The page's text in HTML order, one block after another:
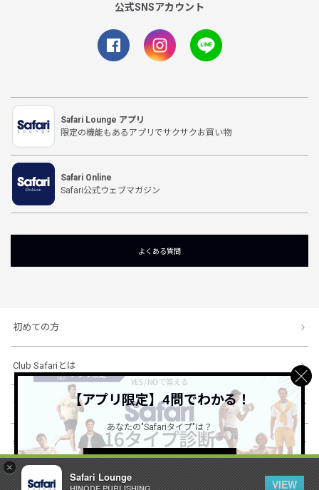
×
Safari Lounge
VIEW
公式SNSアカウント
Safari Lounge アプリ
限定の機能もあるアプリでサクサクお買い物
Safari Online
Safari公式ウェブマガジン
よくある質問
初めての方
Club Safariとは
ショッピングガイド
会社概要・規約
【アプリ限定】4問でわかる！
あなたの"Safariタイプ"は？
詳しくはこちら ＞